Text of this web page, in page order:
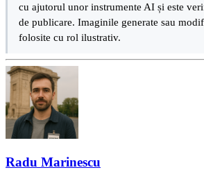
cu ajutorul unor instrumente AI și este
de publicare. Imaginile generate sau
folosite cu rol ilustrativ.
Radu Marinescu